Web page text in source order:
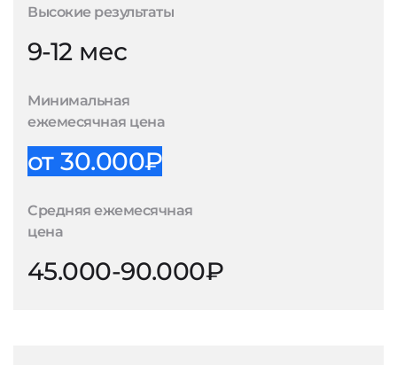
Высокие результаты
9-12 мес
Минимальная
ежемесячная цена
от 30.000₽
Средняя ежемесячная
цена
45.000-90.000₽